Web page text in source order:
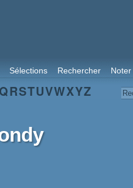
Sélections Rechercher Noter
QRSTUVWXYZ